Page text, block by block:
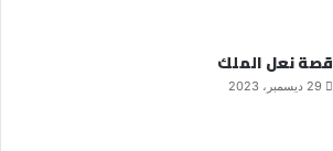
قصة نعل الملك
29 ديسمبر، 2023